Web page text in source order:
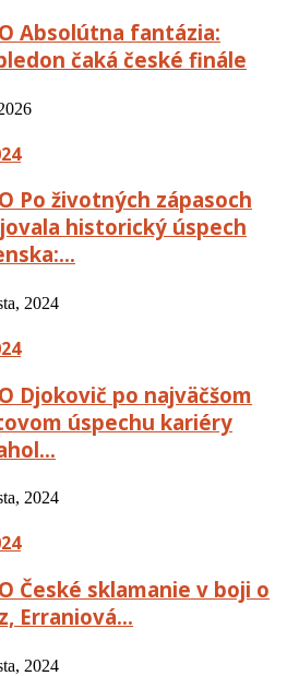
Absolútna fantázia:
čaká české finále
Po životných zápasoch
historický úspech
2024
Djokovič po najväčšom
úspechu kariéry
2024
České sklamanie v boji o
Erraniová…
2024